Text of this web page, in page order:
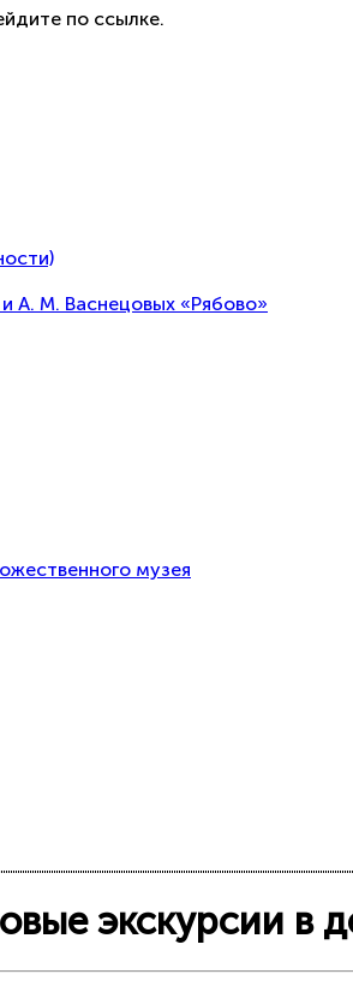
по ссылке.
А. М. Васнецовых «Рябово»
музея
экскурсии в